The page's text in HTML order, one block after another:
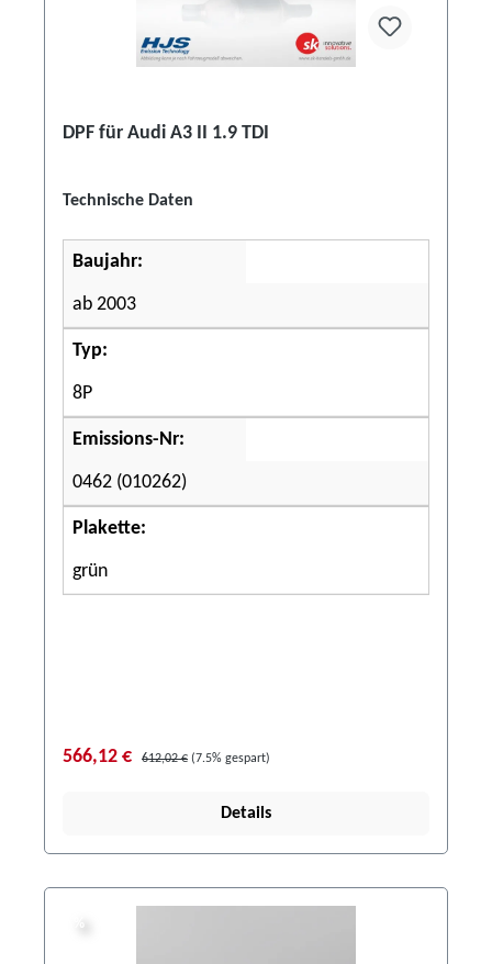
DPF für Audi A3 II 1.9 TDI
Technische Daten
Baujahr:
ab 2003
Typ:
8P
Emissions-Nr:
0462 (010262)
Plakette:
grün
566,12 € 612,02 € (7.5% gespart)
Details